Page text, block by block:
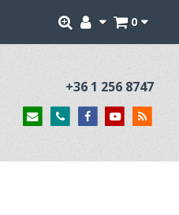
0
+36 1 256 8747